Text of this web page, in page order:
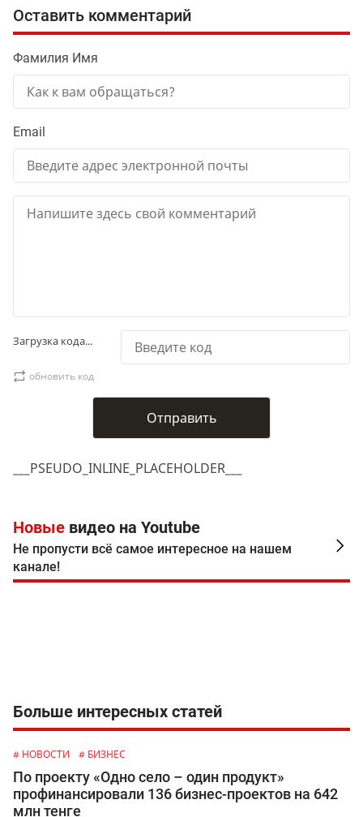
___PSEUDO_INLINE_PLACEHOLDER___
Оставить комментарий
Фамилия Имя
Email
Загрузка кода...
обновить код
Новые видео на Youtube
Не пропусти всё самое интересное на нашем
канале!
Больше интересных статей
# НОВОСТИ # БИЗНЕС
По проекту «Одно село – один продукт»
профинансировали 136 бизнес-проектов на 642
млн тенге